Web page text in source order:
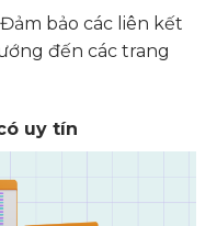
Đảm bảo các liên kết
đến các trang
uy tín